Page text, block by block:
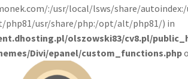
:/usr/local/lsws/share/
usr/share/php:/opt/alt/php81/) in
olszowski83/cv8.pl/
Divi/epanel/custom_functions.php